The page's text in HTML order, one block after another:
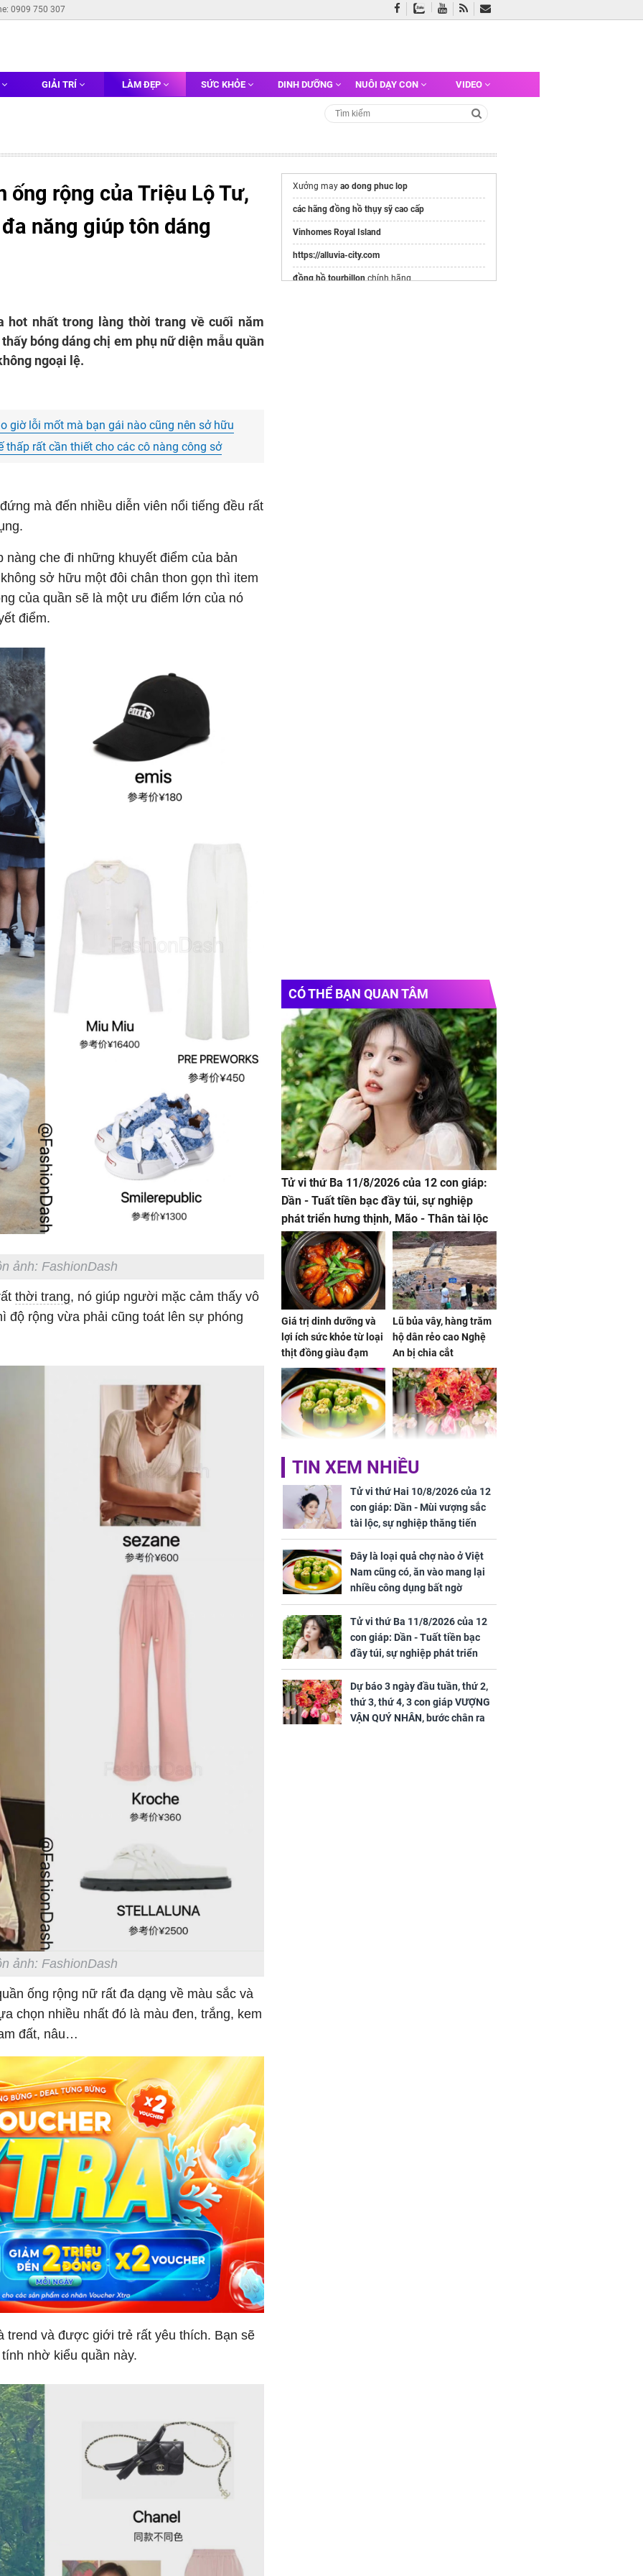
0909 750 307
GIẢI TRÍ LÀM ĐẸP SỨC KHỎE DINH DƯỠNG NUÔI DẠY CON VIDEO
ống rộng của Triệu Lộ Tư,
năng giúp tôn dáng
hot nhất trong làng thời trang về cuối năm
bóng dáng chị em phụ nữ diện mẫu quần
ngoại lệ.
giờ lỗi mốt mà bạn gái nào cũng nên sở hữu
thấp rất cần thiết cho các cô nàng công sở
mà đến nhiều diễn viên nổi tiếng đều rất
nàng che đi những khuyết điểm của bản
sở hữu một đôi chân thon gọn thì item
của quần sẽ là một ưu điểm lớn của nó
điểm.
ảnh: FashionDash
thời trang, nó giúp người mặc cảm thấy vô
độ rộng vừa phải cũng toát lên sự phóng
ảnh: FashionDash
ống rộng nữ rất đa dạng về màu sắc và
chọn nhiều nhất đó là màu đen, trắng, kem
đất, nâu…
trend và được giới trẻ rất yêu thích. Bạn sẽ
nhờ kiểu quần này.
Xưởng may ao dong phuc lop
các hãng đồng hồ thụy sỹ cao cấp
Vinhomes Royal Island
https://alluvia-city.com
đồng hồ tourbillon chính hãng
CÓ THỂ BẠN QUAN TÂM
Tử vi thứ Ba 11/8/2026 của 12 con giáp:
Dần - Tuất tiền bạc đầy túi, sự nghiệp
phát triển hưng thịnh, Mão - Thân tài lộc
ảm đạm, mọi sự khó thành công mỹ mãn
Giá trị dinh dưỡng và
lợi ích sức khỏe từ loại
thịt đồng giàu đạm
Lũ bủa vây, hàng trăm
hộ dân rẻo cao Nghệ
An bị chia cắt
Đây là loại quả chợ
nào ở Việt Nam cũng
có, ăn vào mang lại
nhiều công dụng bất
ngờ
Dự báo 3 ngày đầu
tuần, thứ 2, thứ 3, thứ
4, 3 con giáp VƯỢNG
VẬN QUÝ NHÂN, bước
chân ra đường có tiền,
bước chân về nhà
ngập vàng, sung
sướng như Tiên
'Đệ nhất mỹ nhân Hồng
phản hồi tin yêu trai
trẻ kém 36 tuổi
TIN XEM NHIỀU
Tử vi thứ Hai 10/8/2026 của 12
con giáp: Dần - Mùi vượng sắc
tài lộc, sự nghiệp thăng tiến
vượt bậc, Mão - Tỵ công việc
trắc trở, tiền bạc thiếu trước hụt
sau
Đây là loại quả chợ nào ở Việt
Nam cũng có, ăn vào mang lại
nhiều công dụng bất ngờ
Tử vi thứ Ba 11/8/2026 của 12
con giáp: Dần - Tuất tiền bạc
đầy túi, sự nghiệp phát triển
hưng thịnh, Mão - Thân tài lộc
ảm đạm, mọi sự khó thành công
mỹ mãn
Dự báo 3 ngày đầu tuần, thứ 2,
thứ 3, thứ 4, 3 con giáp VƯỢNG
VẬN QUÝ NHÂN, bước chân ra